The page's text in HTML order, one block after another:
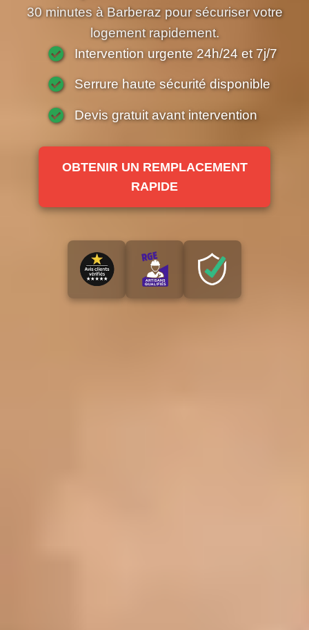
30 minutes à Barberaz pour sécuriser votre
logement rapidement.
Intervention urgente 24h/24 et 7j/7
Serrure haute sécurité disponible
Devis gratuit avant intervention
OBTENIR UN REMPLACEMENT
RAPIDE